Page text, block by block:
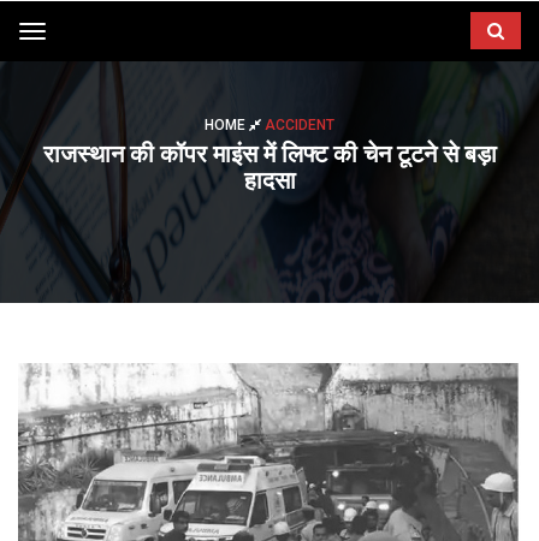
Toggle
navigation
HOME ACCIDENT
राजस्थान की कॉपर माइंस में लिफ्ट की चेन टूटने से बड़ा
हादसा